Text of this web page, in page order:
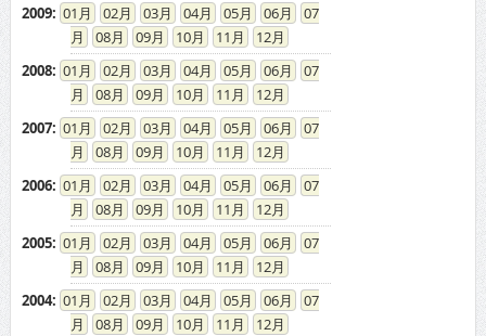
2009: 01 02 03 04 05 06
07
08
09 10 11
12
2008: 01 02 03 04 05 06
07
08
09 10 11
12
2007: 01 02 03 04 05 06
07
08
09 10 11
12
2006: 01 02 03 04 05 06
07
08
09 10 11
12
2005: 01 02 03 04 05 06
07
08
09 10 11
12
2004: 01 02 03 04 05 06
07
08
09 10 11
12